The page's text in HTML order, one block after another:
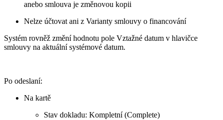
anebo smlouva je změnovou kopii
Nelze účtovat ani z Varianty smlouvy o financování
Systém rovněž změní hodnotu pole Vztažné datum v hlavičce
smlouvy na aktuální systémové datum.
Po odeslaní:
Na kartě
Stav dokladu: Kompletní (Complete)